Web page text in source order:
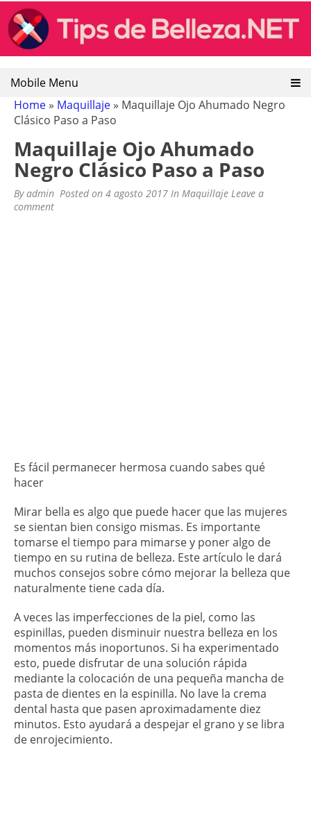
Skip
to
content
TIPS DE BELLEZA: CONSEJOS DE
BELLEZA
Tips de belleza, recetas naturales de belleza, remedios
caseros y naturales
Mobile Menu
Home » Maquillaje » Maquillaje Ojo Ahumado Negro
Clásico Paso a Paso
Maquillaje Ojo Ahumado
Negro Clásico Paso a Paso
Byadmin Posted on 4 agosto 2017 In Maquillaje Leave a
comment
Es fácil permanecer hermosa cuando sabes qué
hacer
Mirar bella es algo que puede hacer que las mujeres
se sientan bien consigo mismas. Es importante
tomarse el tiempo para mimarse y poner algo de
tiempo en su rutina de belleza. Este artículo le dará
muchos consejos sobre cómo mejorar la belleza que
naturalmente tiene cada día.
A veces las imperfecciones de la piel, como las
espinillas, pueden disminuir nuestra belleza en los
momentos más inoportunos. Si ha experimentado
esto, puede disfrutar de una solución rápida
mediante la colocación de una pequeña mancha de
pasta de dientes en la espinilla. No lave la crema
dental hasta que pasen aproximadamente diez
minutos. Esto ayudará a despejar el grano y se libra
de enrojecimiento.